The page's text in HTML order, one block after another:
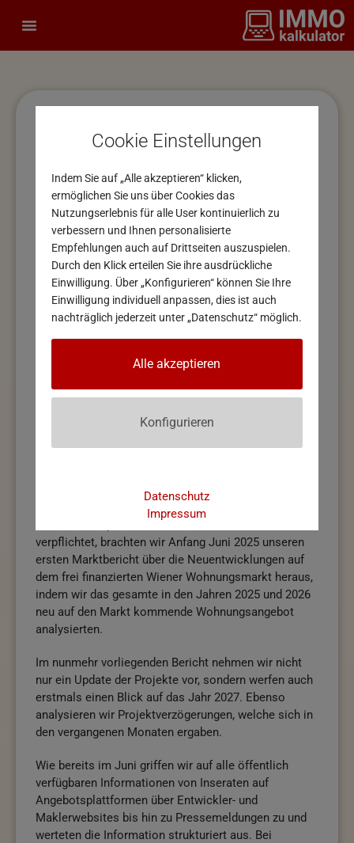
DEM WIENER
WOHNUNGSMARKT 2025 –
2027
Vorwort
Der Bauboom in den Jahren 2020/21 und der folgende
Markteinbruch nach dem Zinsanstieg und der
Einführung der KIM-Verordnung im Jahr 2022 führten
zu einem drastischen Überangebot auf dem frei
Neuentwicklungen wurden deutlich zurückgefahren.
eines der ersten Analystenhäuser darauf hin, dass
Unserem Anspruch Zahlen – Daten – Fakten
verpflichtet, brachten wir Anfang Juni 2025 unseren
ersten Marktbericht über die Neuentwicklungen auf
dem frei finanzierten Wiener Wohnungsmarkt heraus,
indem wir das gesamte in den Jahren 2025 und 2026
neu auf den Markt kommende Wohnungsangebot
analysierten.
Im nunmehr vorliegenden Bericht nehmen wir nicht
nur ein Update der Projekte vor, sondern werfen auch
erstmals einen Blick auf das Jahr 2027. Ebenso
analysieren wir Projektverzögerungen, welche sich in
den vergangenen Monaten ergaben.
Wie bereits im Juni griffen wir auf alle öffentlich
verfügbaren Informationen von Inseraten auf
Angebotsplattformen über Entwickler- und
Maklerwebsites bis hin zu Pressemeldungen zu und
werteten die Information strukturiert aus. Bei
Cookie Einstellungen
Indem Sie auf „Alle akzeptieren“ klicken,
ermöglichen Sie uns über Cookies das
Nutzungserlebnis für alle User kontinuierlich zu
verbessern und Ihnen personalisierte
Empfehlungen auch auf Drittseiten auszuspielen.
Durch den Klick erteilen Sie ihre ausdrückliche
Einwilligung. Über „Konfigurieren“ können Sie Ihre
Einwilligung individuell anpassen, dies ist auch
nachträglich jederzeit unter „Datenschutz“ möglich.
Alle akzeptieren
Konfigurieren
Datenschutz
Impressum